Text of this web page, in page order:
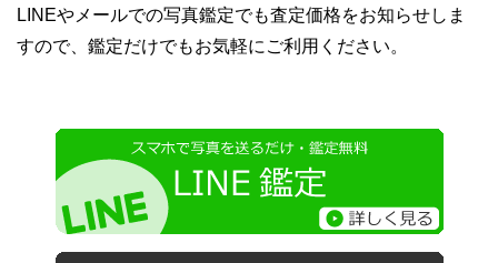
LINEやメールでの写真鑑定でも査定価格をお知らせしま
すので、鑑定だけでもお気軽にご利用ください。